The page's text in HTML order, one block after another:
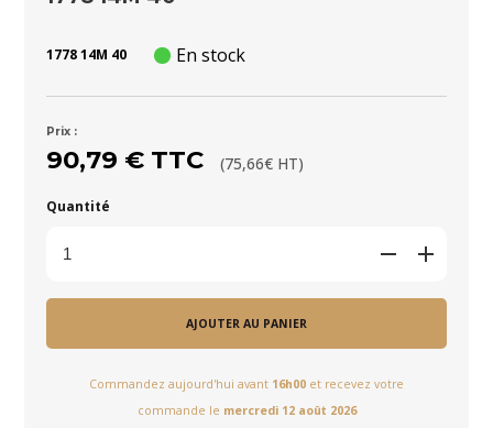
1778 14M 40 En stock
Prix :
90,79 € TTC (75,66€ HT)
Quantité
AJOUTER AU PANIER
Commandez aujourd'hui avant 16h00 et recevez votre
commande le mercredi 12 août 2026